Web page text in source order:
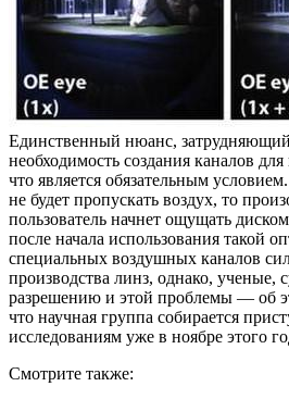
Единственный нюанс,
необходимость создания каналов
что является обязательным
не будет пропускать воздух, то
пользователь начнет ощущать
после начала использования такой
специальных воздушных каналов
производства линз, однако, ученые,
разрешению и этой проблемы — об
что научная группа собирается
исследованиям уже в ноябре этого
Смотрите также: